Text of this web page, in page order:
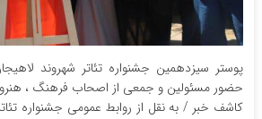
پوستر سیزدهمین جشنواره تئاتر شهروند
حضور مسئولین و جمعی از اصحاب فرهنگ ، هنرو
کاشف خبر / به نقل از روابط عمومی جشنواره